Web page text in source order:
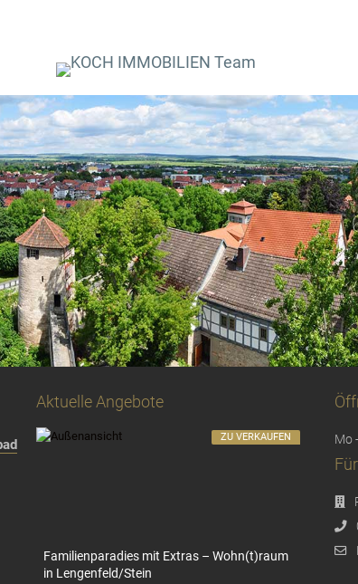
Aktuelle Angebote
Familienparadies mit Extras – Wohn(t)raum
in Lengenfeld/Stein
ZU VERKAUFEN Mo